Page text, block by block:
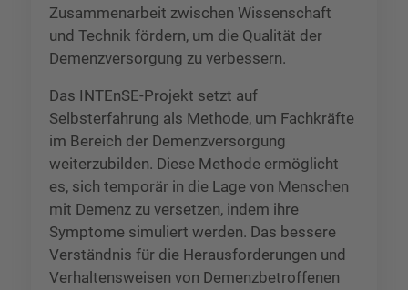
Zusammenarbeit zwischen Wissenschaft
und Technik fördern, um die Qualität der
Demenzversorgung zu verbessern.
Das INTEnSE-Projekt setzt auf
Selbsterfahrung als Methode, um Fachkräfte
im Bereich der Demenzversorgung
weiterzubilden. Diese Methode ermöglicht
es, sich temporär in die Lage von Menschen
mit Demenz zu versetzen, indem ihre
Symptome simuliert werden. Das bessere
Verständnis für die Herausforderungen und
Verhaltensweisen von Demenzbetroffenen